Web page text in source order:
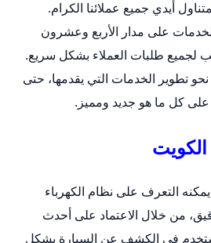
أيدي جميع عملائنا الكرام.
على مدار الأربع وعشرون
لجميع طلبات العملاء بشكل سريع.
تطوير الخدمات التي يقدمها، حتى
على كل ما هو جديد ومميز.
يمكنه التعرف على نظام الكهرباء
من خلال الاعتماد على أحدث
تستخدم في الكشف عن السيارة بشكل